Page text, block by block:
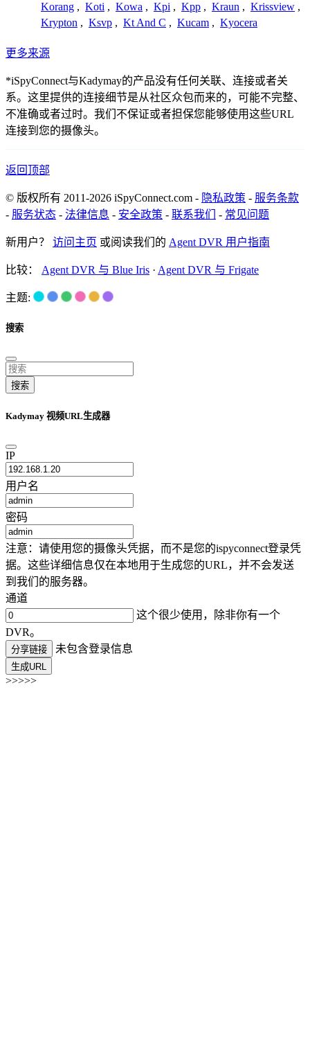
Korang , Koti , Kowa , Kpi , Kpp , Kraun , Krissview ,
Krypton , Ksvp , Kt And C , Kucam , Kyocera
更多来源
*iSpyConnect与Kadymay的产品没有任何关联、连接或者关
系。这里提供的连接细节是从社区众包而来的，可能不完整、
不准确或者过时。我们不保证或者担保您能够使用这些URL
连接到您的摄像头。
返回顶部
© 版权所有 2011-2026 iSpyConnect.com - 隐私政策 - 服务条款
- 服务状态 - 法律信息 - 安全政策 - 联系我们 - 常见问题
新用户？ 访问主页 或阅读我们的 Agent DVR 用户指南
比较： Agent DVR 与 Blue Iris · Agent DVR 与 Frigate
主题:
搜索
搜索
Kadymay 视频URL生成器
IP
用户名
密码
注意：请使用您的摄像头凭据，而不是您的ispyconnect登录凭
据。这些详细信息仅在本地用于生成您的URL，并不会发送
到我们的服务器。
通道
这个很少使用，除非你有一个
DVR。
分享链接 未包含登录信息
生成URL
>>>>>